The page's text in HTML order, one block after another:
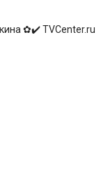
✿✔️ TVCenter.ru